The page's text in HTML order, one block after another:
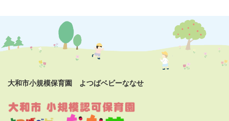
大和市小規模保育園 よつばベビーななせ